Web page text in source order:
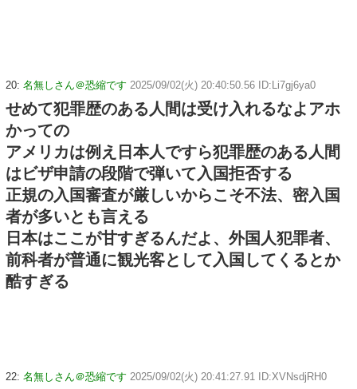
20: 名無しさん＠恐縮です 2025/09/02(火) 20:40:50.56 ID:Li7gj6ya0
せめて犯罪歴のある人間は受け入れるなよアホ
かっての
アメリカは例え日本人ですら犯罪歴のある人間
はビザ申請の段階で弾いて入国拒否する
正規の入国審査が厳しいからこそ不法、密入国
者が多いとも言える
日本はここが甘すぎるんだよ、外国人犯罪者、
前科者が普通に観光客として入国してくるとか
酷すぎる
22: 名無しさん＠恐縮です 2025/09/02(火) 20:41:27.91 ID:XVNsdjRH0